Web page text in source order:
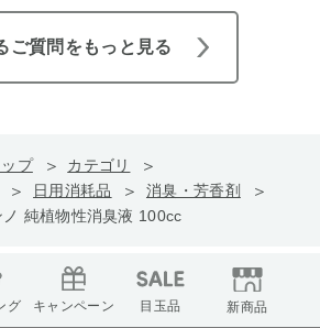
ご質問をもっと見る
プ
カテゴリ
日用消耗品
消臭・芳香剤
純植物性消臭液 100cc
グ キャンペーン 目玉品 新商品